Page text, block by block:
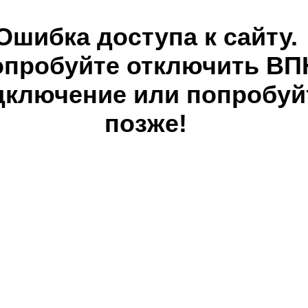
доступа к сайту.
отключить
или
позже!